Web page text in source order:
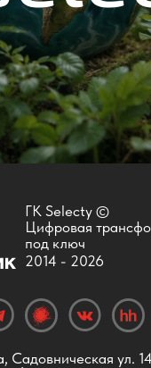
ГК Selecty ©
Цифровая
под ключ
Садовническая ул.
2014 - 2026